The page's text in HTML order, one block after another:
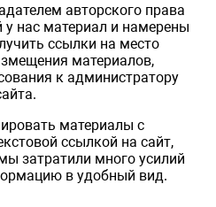
авторского права
нас материал и намерены
ссылки на место
материалов,
к администратору
материалы с
ссылкой на сайт,
затратили много усилий
в удобный вид.